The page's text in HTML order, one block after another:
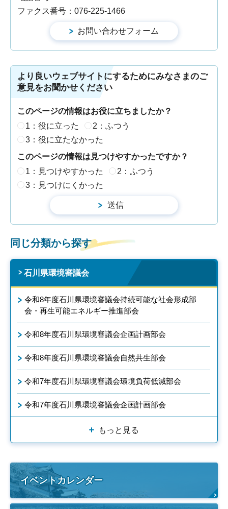
ファクス番号：076-225-1466
より良いウェブサイトにするためにみなさまのご
意見をお聞かせください
このページの情報はお役に立ちましたか？
1：役に立った
2：ふつう
3：役に立たなかった
このページの情報は見つけやすかったですか？
1：見つけやすかった
2：ふつう
3：見つけにくかった
同じ分類から探す
石川県環境審議会
令和8年度石川県環境審議会持続可能な社会形成部
会・再生可能エネルギー推進部会
令和8年度石川県環境審議会企画計画部会
令和8年度石川県環境審議会自然共生部会
令和7年度石川県環境審議会環境負荷低減部会
令和7年度石川県環境審議会企画計画部会
もっと見る
イベントカレンダー